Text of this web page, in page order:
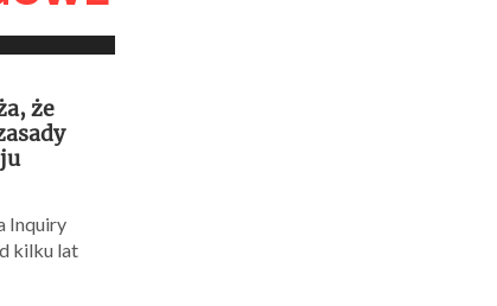
że
Inquiry
kilku lat